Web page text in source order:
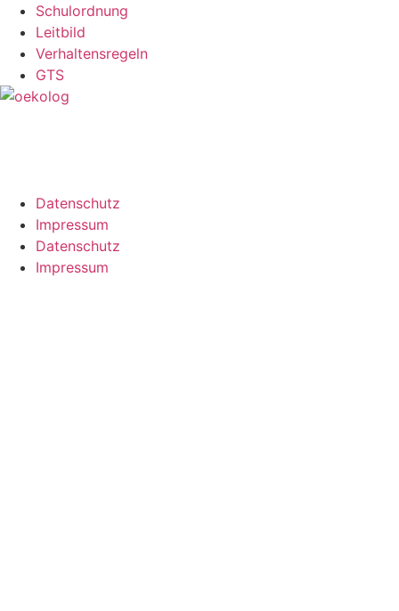
Schulordnung
Leitbild
Verhaltensregeln
GTS
Datenschutz
Impressum
Datenschutz
Impressum